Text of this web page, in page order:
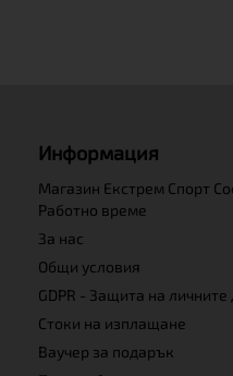
Информация
Магазин Екстрем Спорт
Работно време
За нас
Общи условия
GDPR - Защита на личните
Стоки на изплащане
Ваучер за подарък